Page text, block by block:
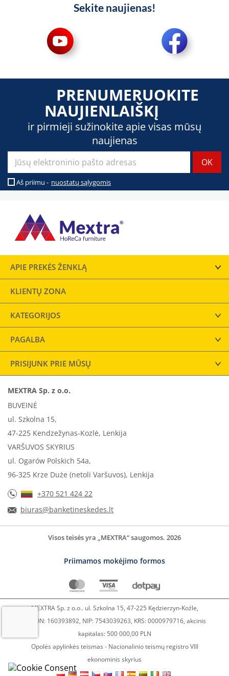
Sekite naujienas!
PRENUMERUOKITE
NAUJIENLAIŠKĮ
ir pirmieji sužinokite apie visas mūsų
naujienas
Aš priimu - nuostatų sąlygomis
APIE PREKĖS ŽENKLĄ
KLIENTŲ ZONA
KATEGORIJOS
PAGALBA
PRISIJUNK PRIE MŪSŲ
MEXTRA Sp. z o.o.
BUVEINĖ
ul. Szkolna 15,
47-225 Kendzežynas-Kozlė, Lenkija
VARŠUVOS SKYRIUS
ul. Ogarów Polskich 54a,
96-325 Krze Duże (netoli Varšuvos), Lenkija
+370 521 424 22
biuras@banketineskedes.lt
Visos teisės yra „MEXTRA“ saugomos. 2026
Priimamos mokėjimo formos
MEXTRA Sp. z o.o.. ul. Szkolna 15, 47-225 Kędzierzyn-Koźle,
REGON: 160393892, NIP: 7543039263, KRS: 0000979716, akcinis
kapitalas: 500 000,00 PLN
Opolės apylinkės teismas - Nacionalinio teismų registro VIII
ekonominis skyrius